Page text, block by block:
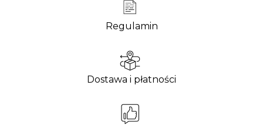
Regulamin
Dostawa i płatności